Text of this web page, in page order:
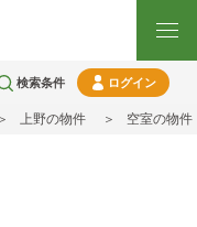
検索条件 ログイン
上野の物件 空室の物件